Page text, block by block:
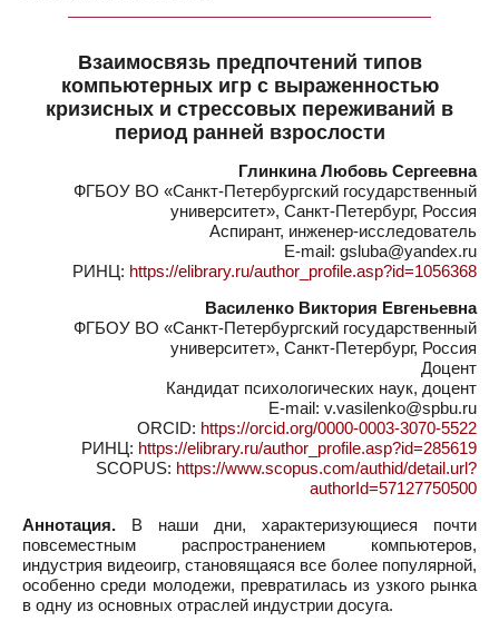
Взаимосвязь предпочтений типов
компьютерных игр с выраженностью
кризисных и стрессовых переживаний в
период ранней взрослости
Глинкина Любовь Сергеевна
ФГБОУ ВО «Санкт-Петербургский государственный
университет», Санкт-Петербург, Россия
Аспирант, инженер-исследователь
E-mail: gsluba@yandex.ru
РИНЦ: https://elibrary.ru/author_profile.asp?id=1056368
Василенко Виктория Евгеньевна
ФГБОУ ВО «Санкт-Петербургский государственный
университет», Санкт-Петербург, Россия
Доцент
Кандидат психологических наук, доцент
E-mail: v.vasilenko@spbu.ru
ORCID: https://orcid.org/0000-0003-3070-5522
РИНЦ: https://elibrary.ru/author_profile.asp?id=285619
SCOPUS: https://www.scopus.com/authid/detail.url?
authorId=57127750500
Аннотация. В наши дни, характеризующиеся почти
повсеместным распространением компьютеров,
индустрия видеоигр, становящаяся все более популярной,
особенно среди молодежи, превратилась из узкого рынка
в одну из основных отраслей индустрии досуга.